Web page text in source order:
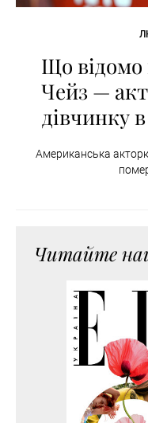
Що відомо
Чейз —
дівчинку
Американська
Читайте